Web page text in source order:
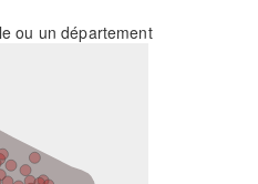
ou un département